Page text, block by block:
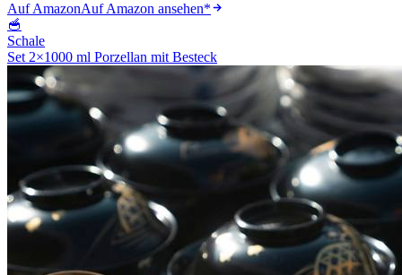
Auf AmazonAuf Amazon ansehen*
🥣
Schale
Set 2×1000 ml Porzellan mit Besteck